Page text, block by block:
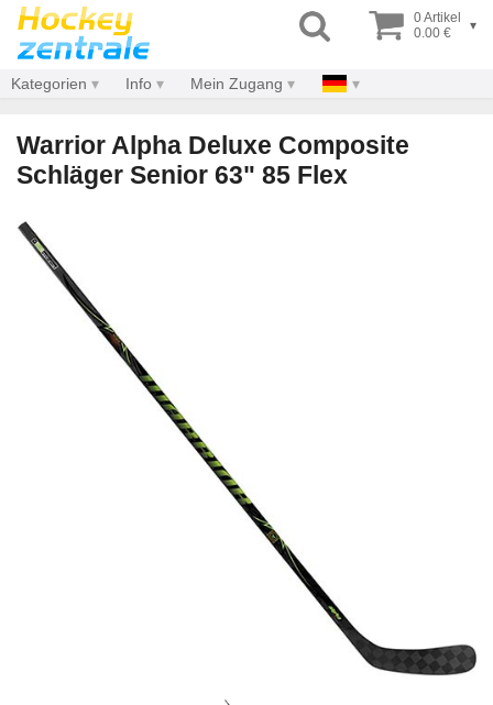
0 Artikel
0.00 €
▾
Kategorien Info Mein Zugang
Warrior Alpha Deluxe Composite
Schläger Senior 63" 85 Flex